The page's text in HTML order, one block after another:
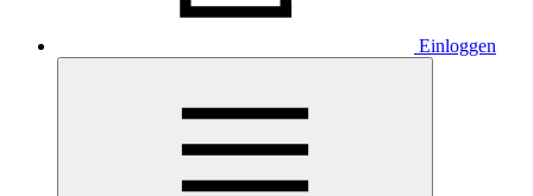
Einloggen